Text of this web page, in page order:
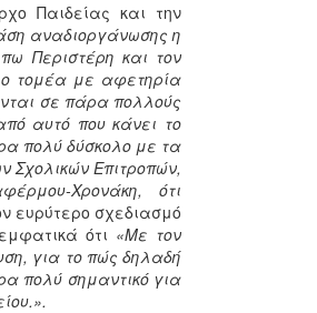
Παιδείας και την
αναδιοργάνωσης η
Περιστέρη και τον
τομέα με αφετηρία
σε πάρα πολλούς
αυτό που κάνει το
πολύ δύσκολο με τα
Σχολικών Επιτροπών,
Χρονάκη, ότι
ευρύτερο σχεδιασμό
ότι «Με τον
για το πώς δηλαδή
πολύ σημαντικό για